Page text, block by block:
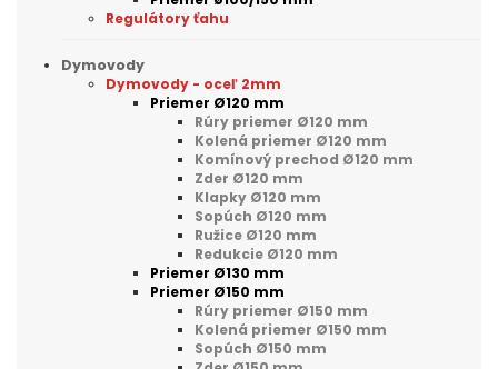
Regulátory ťahu
Dymovody
Dymovody - oceľ 2mm
Priemer Ø120 mm
Rúry priemer Ø120 mm
Kolená priemer Ø120 mm
Komínový prechod Ø120 mm
Zder Ø120 mm
Klapky Ø120 mm
Sopúch Ø120 mm
Ružice Ø120 mm
Redukcie Ø120 mm
Priemer Ø130 mm
Priemer Ø150 mm
Rúry priemer Ø150 mm
Kolená priemer Ø150 mm
Sopúch Ø150 mm